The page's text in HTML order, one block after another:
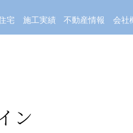
宅 施工実績 不動産情報 会社
ン